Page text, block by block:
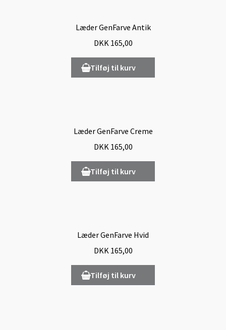
Læder GenFarve Antik
DKK 165,00
Tilføj til kurv
Læder GenFarve Creme
DKK 165,00
Tilføj til kurv
Læder GenFarve Hvid
DKK 165,00
Tilføj til kurv